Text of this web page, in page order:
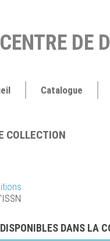
CENTRE DE
Catalogue
COLLECTION
DANS LA